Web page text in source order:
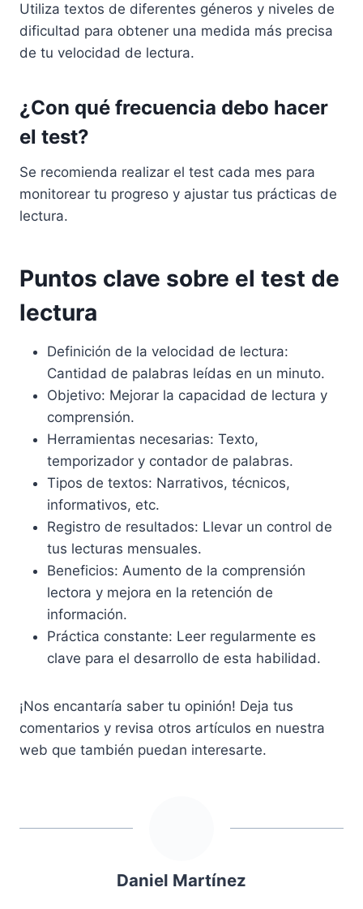
Utiliza textos de diferentes géneros y niveles de
dificultad para obtener una medida más precisa
de tu velocidad de lectura.
¿Con qué frecuencia debo hacer
el test?
Se recomienda realizar el test cada mes para
monitorear tu progreso y ajustar tus prácticas de
lectura.
Puntos clave sobre el test de
lectura
Definición de la velocidad de lectura:
Cantidad de palabras leídas en un minuto.
Objetivo: Mejorar la capacidad de lectura y
comprensión.
Herramientas necesarias: Texto,
temporizador y contador de palabras.
Tipos de textos: Narrativos, técnicos,
informativos, etc.
Registro de resultados: Llevar un control de
tus lecturas mensuales.
Beneficios: Aumento de la comprensión
lectora y mejora en la retención de
información.
Práctica constante: Leer regularmente es
clave para el desarrollo de esta habilidad.
¡Nos encantaría saber tu opinión! Deja tus
comentarios y revisa otros artículos en nuestra
web que también puedan interesarte.
Daniel Martínez